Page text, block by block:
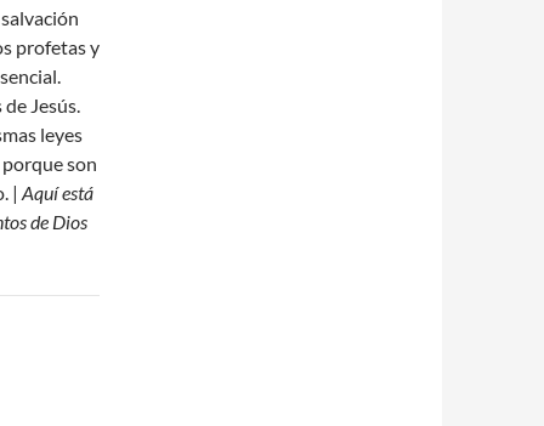
profetas y
Jesús.
leyes
son
| Aquí está
de Dios